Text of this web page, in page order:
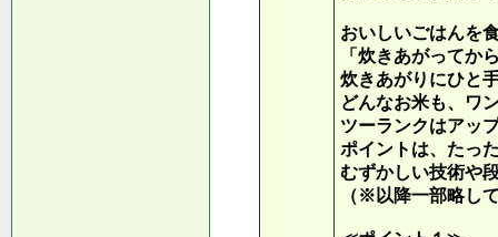
おいしいごはんを
「炊きあがってか
炊きあがりにひと
どんなお米も、ワ
ツーランクはアッ
ポイントは、たっ
むずかしい技術や
（※以降一部略し